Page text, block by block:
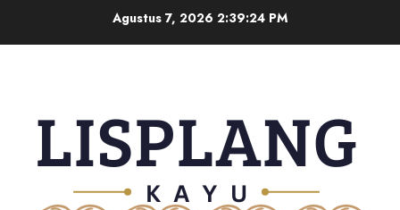
Agustus 7, 2026 2:39:25 PM